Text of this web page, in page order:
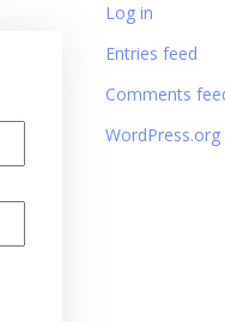
Log in
Entries feed
Comments
WordPress.org